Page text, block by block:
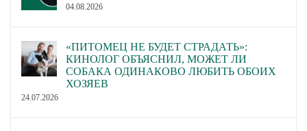
04.08.2026
«ПИТОМЕЦ НЕ БУДЕТ СТРАДАТЬ»:
КИНОЛОГ ОБЪЯСНИЛ, МОЖЕТ ЛИ
СОБАКА ОДИНАКОВО ЛЮБИТЬ ОБОИХ
ХОЗЯЕВ
24.07.2026